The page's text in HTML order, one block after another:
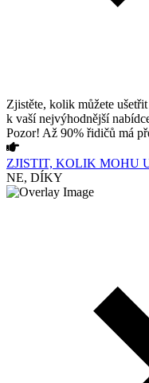
Zjistěte, kolik můžete
k vaší nejvýhodnější
Pozor! Až 90% řidičů má
ZJISTIT, KOLIK MOHU
NE, DÍKY